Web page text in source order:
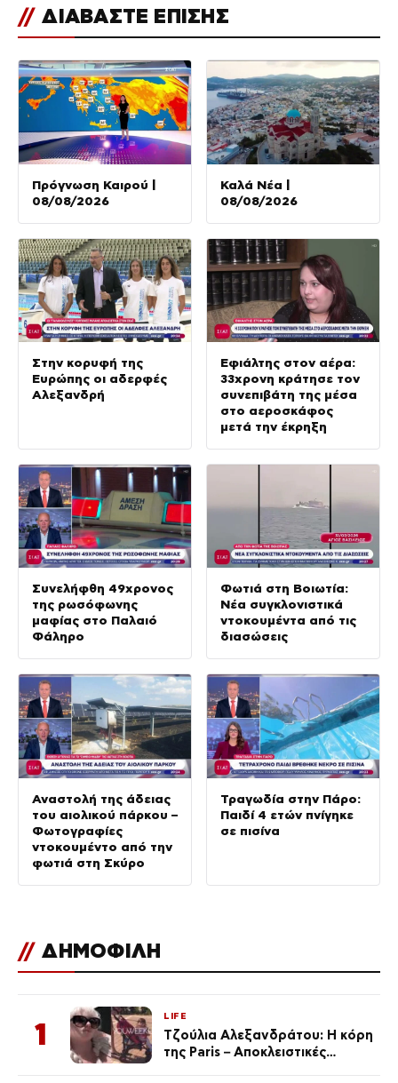
// ΔΙΑΒΑΣΤΕ ΕΠΙΣΗΣ
Πρόγνωση Καιρού |
08/08/2026
Καλά Νέα |
08/08/2026
Στην κορυφή της
Ευρώπης οι αδερφές
Αλεξανδρή
Εφιάλτης στον αέρα:
33χρονη κράτησε τον
συνεπιβάτη της μέσα
στο αεροσκάφος
μετά την έκρηξη
Συνελήφθη 49χρονος
της ρωσόφωνης
μαφίας στο Παλαιό
Φάληρο
Φωτιά στη Βοιωτία:
Νέα συγκλονιστικά
ντοκουμέντα από τις
διασώσεις
Αναστολή της άδειας
του αιολικού πάρκου –
Φωτογραφίες
ντοκουμέντο από την
φωτιά στη Σκύρο
Τραγωδία στην Πάρο:
Παιδί 4 ετών πνίγηκε
σε πισίνα
// ΔΗΜΟΦΙΛΗ
1
LIFE
Τζούλια Αλεξανδράτου: Η κόρη
της Paris – Αποκλειστικές